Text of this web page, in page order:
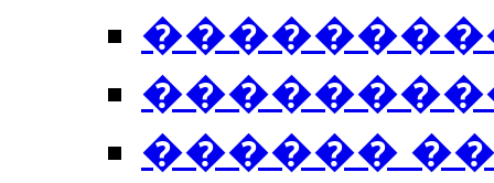
������